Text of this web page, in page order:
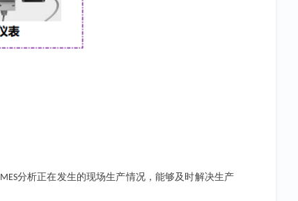
MES分析正在发生的现场生产情况，能够及时解决生产